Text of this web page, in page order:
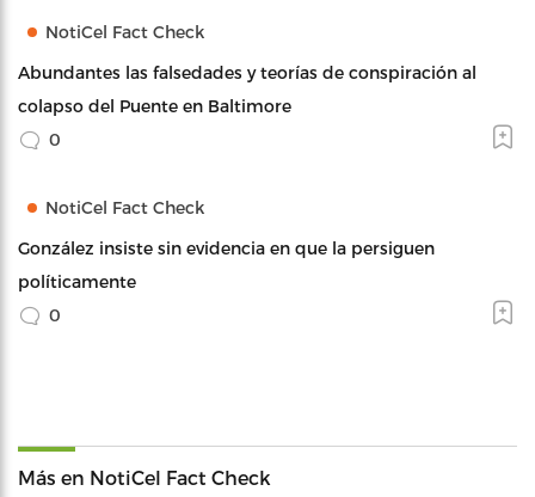
NotiCel Fact Check
Abundantes las falsedades y teorías de conspiración al
colapso del Puente en Baltimore
0
NotiCel Fact Check
González insiste sin evidencia en que la persiguen
políticamente
0
Más en NotiCel Fact Check